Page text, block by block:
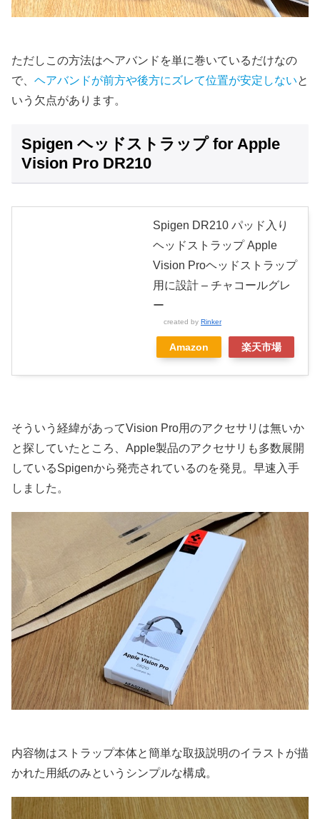
ただしこの方法はヘアバンドを単に巻いているだけなの
で、 ヘアバンドが前方や後方にズレて位置が安定しないと
いう欠点があります。
Spigen ヘッドストラップ for Apple
Vision Pro DR210
Spigen DR210 パッド入り
ヘッドストラップ Apple
Vision Proヘッドストラップ
用に設計 – チャコールグレ
ー
created by Rinker
Amazon 楽天市場
そういう経緯があってVision Pro用のアクセサリは無いか
と探していたところ、Apple製品のアクセサリも多数展開
しているSpigenから発売されているのを発見。早速入手
しました。
内容物はストラップ本体と簡単な取扱説明のイラストが描
かれた用紙のみというシンプルな構成。